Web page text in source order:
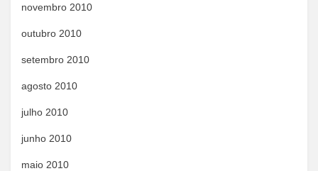
novembro 2010
outubro 2010
setembro 2010
agosto 2010
julho 2010
junho 2010
maio 2010